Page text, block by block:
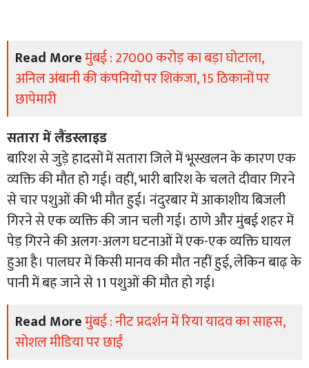
Read Moreमुंबई : 27000 करोड़ का बड़ा घोटाला,
अनिल अंबानी की कंपनियों पर शिकंजा, 15 ठिकानों पर
छापेमारी
सतारा में लैंडस्लाइड
बारिश से जुड़े हादसों में सतारा जिले में भूस्खलन के कारण एक
व्यक्ति की मौत हो गई। वहीं, भारी बारिश के चलते दीवार गिरने
से चार पशुओं की भी मौत हुई। नंदुरबार में आकाशीय बिजली
गिरने से एक व्यक्ति की जान चली गई। ठाणे और मुंबई शहर में
पेड़ गिरने की अलग-अलग घटनाओं में एक-एक व्यक्ति घायल
हुआ है। पालघर में किसी मानव की मौत नहीं हुई, लेकिन बाढ़ के
पानी में बह जाने से 11 पशुओं की मौत हो गई।
Read Moreमुंबई : नीट प्रदर्शन में रिया यादव का साहस,
सोशल मीडिया पर छाईं